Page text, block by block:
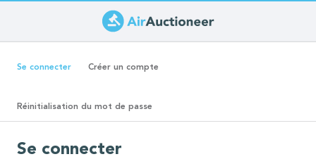
au
contenu
Onglets
Se connecter(ongletCréer un compte
Réinitialisation du mot de passe
Se connecter